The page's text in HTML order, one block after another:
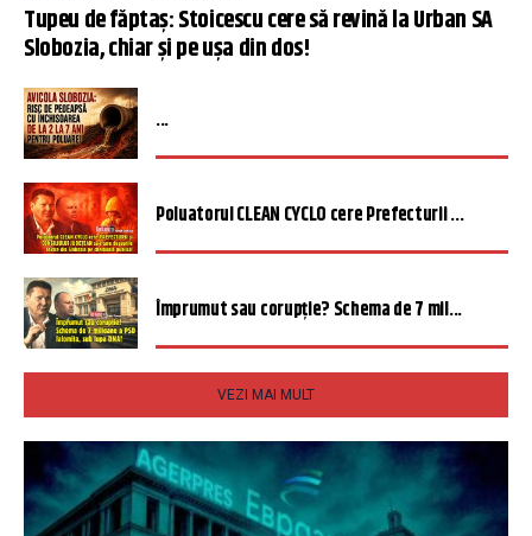
Tupeu de făptaș: Stoicescu cere să revină la Urban SA
Slobozia, chiar și pe ușa din dos!
...
Poluatorul CLEAN CYCLO cere Prefecturii ...
Împrumut sau corupție? Schema de 7 mil...
VEZI MAI MULT